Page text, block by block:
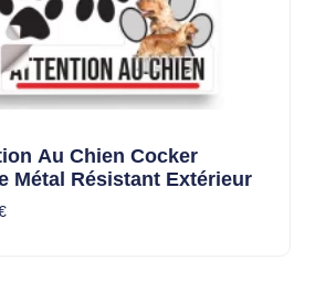
Au Chien Cocker
Métal Résistant Extérieur